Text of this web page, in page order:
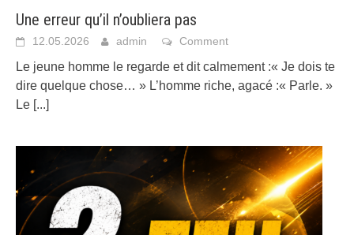
Une erreur qu’il n’oubliera pas
12.05.2026 admin Comment
Le jeune homme le regarde et dit calmement :« Je dois te
dire quelque chose… » L’homme riche, agacé :« Parle. »
Le [...]